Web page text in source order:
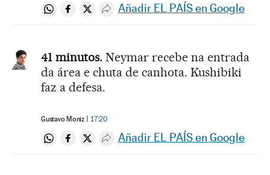
Compartir en Whatsapp
Compartir en Facebook
Compartir en Twitter
Desplegar Redes Sociales
Añadir EL PAÍS en Google
41 minutos. Neymar recebe na entrada
da área e chuta de canhota. Kushibiki
faz a defesa.
Gustavo Moniz 17:20
Compartir en Whatsapp
Compartir en Facebook
Compartir en Twitter
Desplegar Redes Sociales
Añadir EL PAÍS en Google